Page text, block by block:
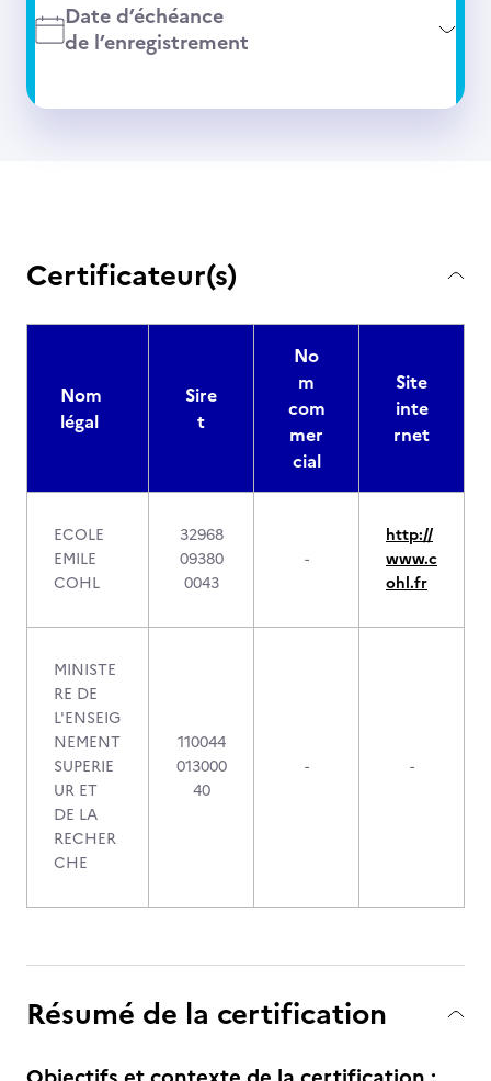
Date d’échéance
de l’enregistrement
Certificateur(s)
Nom
légal
Sire
t
No
m
com
mer
cial
Site
inte
rnet
ECOLE
EMILE
COHL
32968
09380
0043
-
http://
www.c
ohl.fr
MINISTE
RE DE
L'ENSEIG
NEMENT
SUPERIE
UR ET
DE LA
RECHER
CHE
110044
013000
40
- -
Résumé de la certification